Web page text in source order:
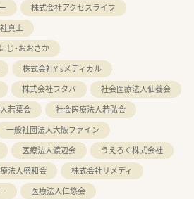
株式会社アクセスライフ
真上
じ・おおさか
株式会社Y'sメディカル
株式会社フタバ
社会医療法人仙養会
若葉会
社会医療法人若弘会
一般社団法人大阪ファイン
医療法人渡辺会
うえろく株式会社
法人盛和会
株式会社リメディ
医療法人仁悠会